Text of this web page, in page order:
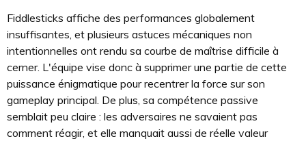
Fiddlesticks affiche des performances globalement
insuffisantes, et plusieurs astuces mécaniques non
intentionnelles ont rendu sa courbe de maîtrise difficile à
cerner. L'équipe vise donc à supprimer une partie de cette
puissance énigmatique pour recentrer la force sur son
gameplay principal. De plus, sa compétence passive
semblait peu claire : les adversaires ne savaient pas
comment réagir, et elle manquait aussi de réelle valeur